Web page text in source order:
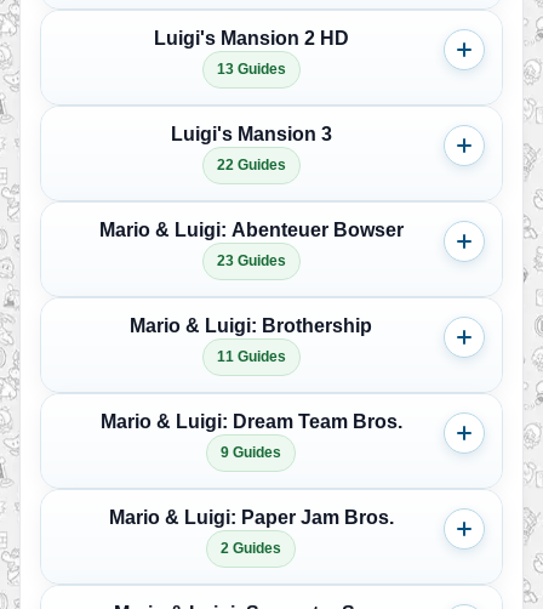
Luigi's Mansion 2 HD
13 Guides
Luigi's Mansion 3
22 Guides
Mario & Luigi: Abenteuer Bowser
23 Guides
Mario & Luigi: Brothership
11 Guides
Mario & Luigi: Dream Team Bros.
9 Guides
Mario & Luigi: Paper Jam Bros.
2 Guides